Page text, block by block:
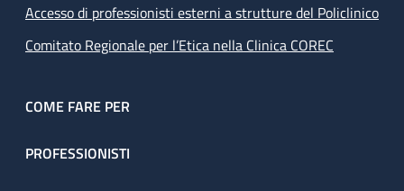
Accesso di professionisti esterni a strutture del Policlinico
Comitato Regionale per l’Etica nella Clinica COREC
COME FARE PER
PROFESSIONISTI